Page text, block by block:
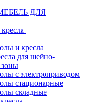
ДЛЯ
и кресла
для шейно-
зоны
с электроприводом
стационарные
складные